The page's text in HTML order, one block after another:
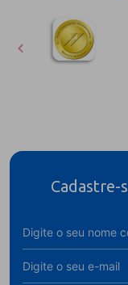
Cadastre-